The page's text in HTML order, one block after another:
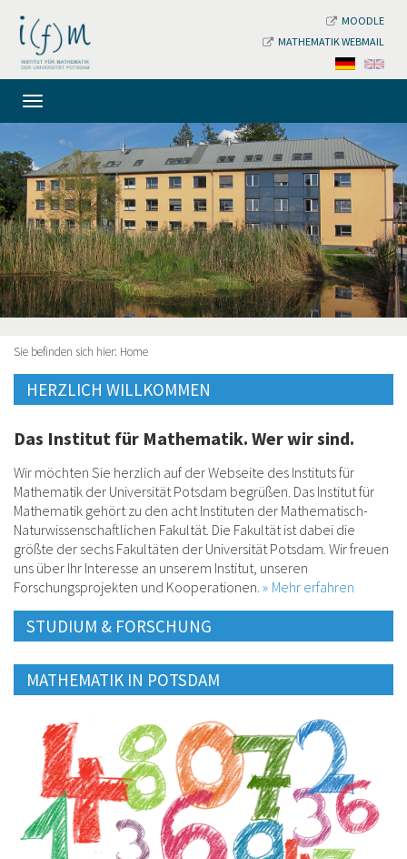
MOODLE
MATHEMATIK WEBMAIL
Sie befinden sich hier: Home
HERZLICH WILLKOMMEN
Das Institut für Mathematik. Wer wir sind.
Wir möchten Sie herzlich auf der Webseite des Instituts für
Mathematik der Universität Potsdam begrüßen. Das Institut für
Mathematik gehört zu den acht Instituten der Mathematisch-
Naturwissenschaftlichen Fakultät. Die Fakultät ist dabei die
größte der sechs Fakultäten der Universität Potsdam. Wir freuen
uns über Ihr Interesse an unserem Institut, unseren
Forschungsprojekten und Kooperationen.
Mehr erfahren
STUDIUM & FORSCHUNG
MATHEMATIK IN POTSDAM